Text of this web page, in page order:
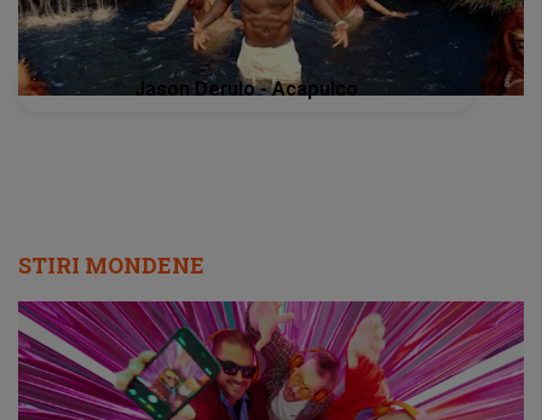
Jason Derulo - Acapulco
STIRI MONDENE